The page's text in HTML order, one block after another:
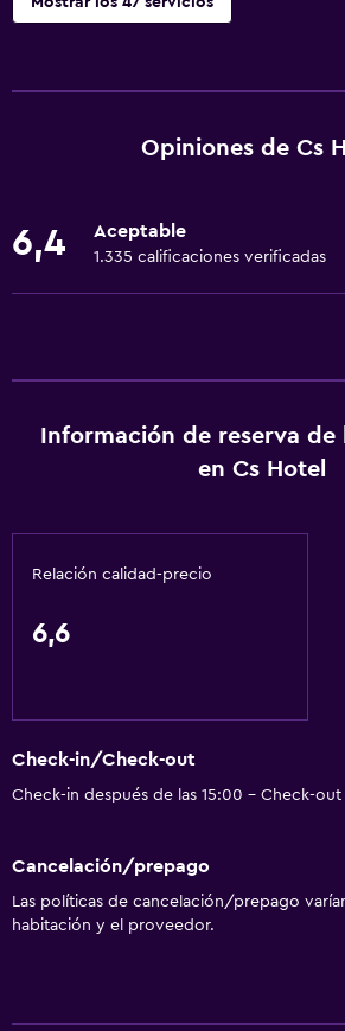
Wifi gratis
Ropa de cama
Calefacción
General
Vista a la ciudad
Piso de parquet o madera noble
Baño
Papel higiénico
Opiniones de Cs
6,4 Aceptable
1.335 calificaciones verificadas
Información de reserva
en Cs Hotel
Relación calidad-precio
6,6
Check-in/Check-out
Check-in después de las 15:00 - Check-out
Cancelación/prepago
Las políticas de cancelación/prepago
habitación y el proveedor.